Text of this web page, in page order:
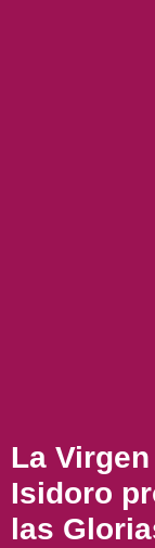
La
Isidoro
las